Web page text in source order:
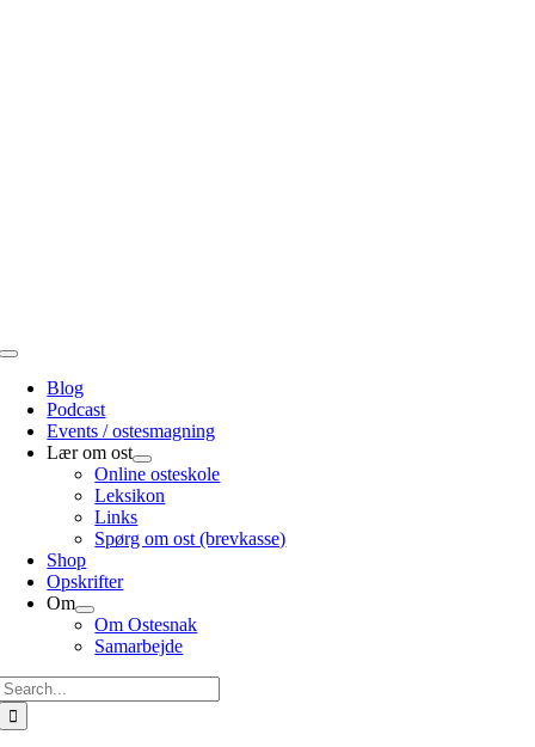
Toggle
Navigation
Blog
Podcast
Events / ostesmagning
Lær om ost
Online osteskole
Leksikon
Links
Spørg om ost (brevkasse)
Shop
Opskrifter
Om
Om Ostesnak
Samarbejde